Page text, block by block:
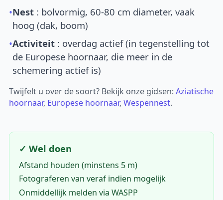
•Nest : bolvormig, 60-80 cm diameter, vaak
hoog (dak, boom)
•Activiteit : overdag actief (in tegenstelling tot
de Europese hoornaar, die meer in de
schemering actief is)
Twijfelt u over de soort? Bekijk onze gidsen:Aziatische
hoornaar, Europese hoornaar,Wespennest.
✓ Wel doen
Afstand houden (minstens 5 m)
Fotograferen van veraf indien mogelijk
Onmiddellijk melden via WASPP